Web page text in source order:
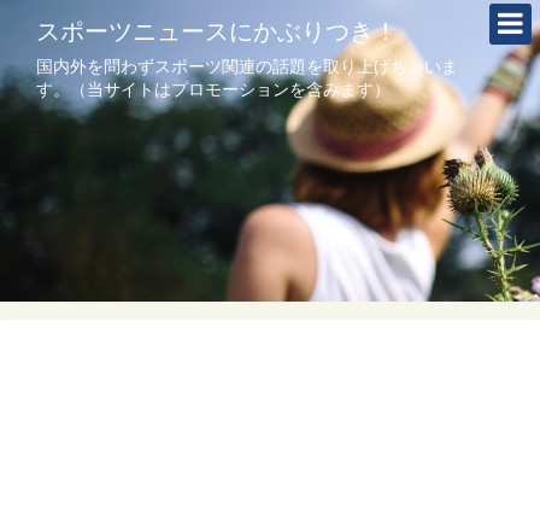
スポーツニュースにかぶりつき！
国内外を問わずスポーツ関連の話題を取り上げちゃいま
す。（当サイトはプロモーションを含みます）